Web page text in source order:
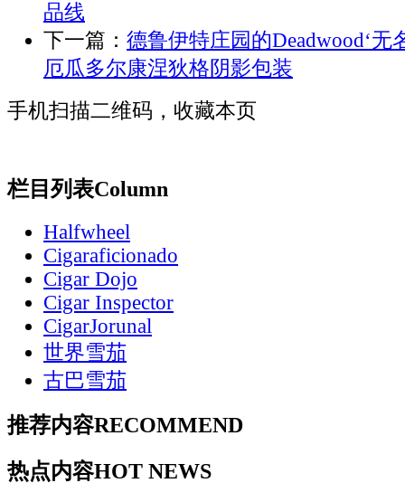
品线
下一篇： 德鲁伊特庄园的Deadwood‘无
厄瓜多尔康涅狄格阴影包装
手机扫描二维码，收藏本页
栏目列表Column
Halfwheel
Cigaraficionado
Cigar Dojo
Cigar Inspector
CigarJorunal
世界雪茄
古巴雪茄
推荐内容RECOMMEND
热点内容HOT NEWS